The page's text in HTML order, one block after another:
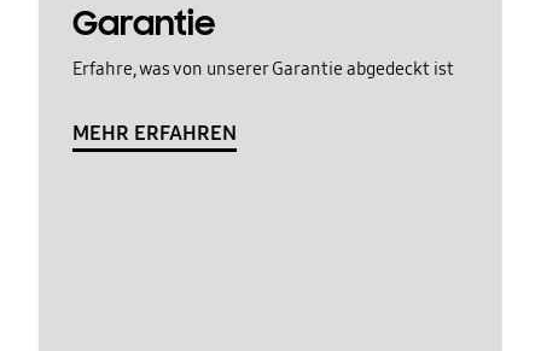
Garantie
Erfahre, was von unserer Garantie abgedeckt ist
MEHR ERFAHREN